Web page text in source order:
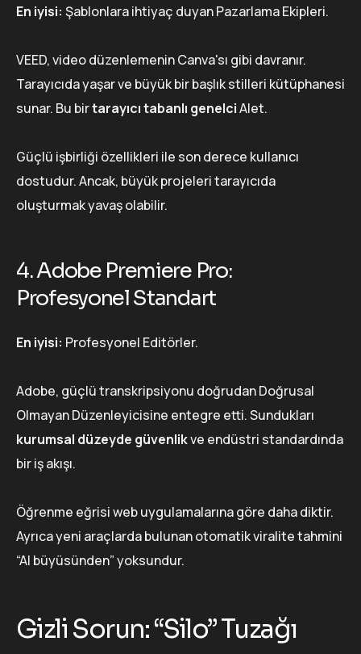
En iyisi: Şablonlara ihtiyaç duyan Pazarlama Ekipleri.
VEED, video düzenlemenin Canva'sı gibi davranır.
Tarayıcıda yaşar ve büyük bir başlık stilleri kütüphanesi
sunar. Bu birtarayıcı tabanlı genelciAlet.
Güçlü işbirliği özellikleri ile son derece kullanıcı
dostudur. Ancak, büyük projeleri tarayıcıda
oluşturmak yavaş olabilir.
4. Adobe Premiere Pro:
Profesyonel Standart
En iyisi: Profesyonel Editörler.
Adobe, güçlü transkripsiyonu doğrudan Doğrusal
Olmayan Düzenleyicisine entegre etti. Sundukları
kurumsal düzeyde güvenlikve endüstri standardında
bir iş akışı.
Öğrenme eğrisi web uygulamalarına göre daha diktir.
Ayrıca yeni araçlarda bulunan otomatik viralite tahmini
“AI büyüsünden” yoksundur.
Gizli Sorun: “Silo” Tuzağı